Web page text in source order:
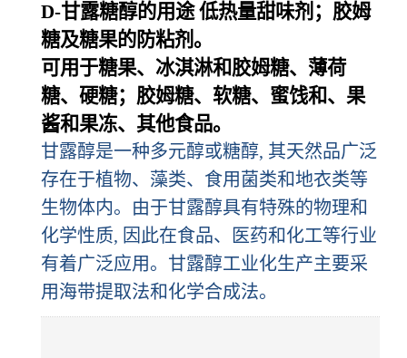
D-甘露糖醇的用途 低热量甜味剂；胶姆
糖及糖果的防粘剂。
可用于糖果、冰淇淋和胶姆糖、薄荷
糖、硬糖；胶姆糖、软糖、蜜饯和、果
酱和果冻、其他食品。
甘露醇是一种多元醇或糖醇, 其天然品广泛
存在于植物、藻类、食用菌类和地衣类等
生物体内。由于甘露醇具有特殊的物理和
化学性质, 因此在食品、医药和化工等行业
有着广泛应用。甘露醇工业化生产主要采
用海带提取法和化学合成法。